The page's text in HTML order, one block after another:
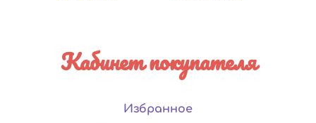
Кабинет покупателя
Избранное